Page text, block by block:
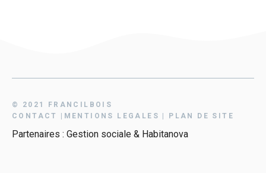
© 2021 FRANCILBOIS
CONTACT MENTIONS LEGALES PLAN DE SITE
Partenaires : Gestion sociale & Habitanova